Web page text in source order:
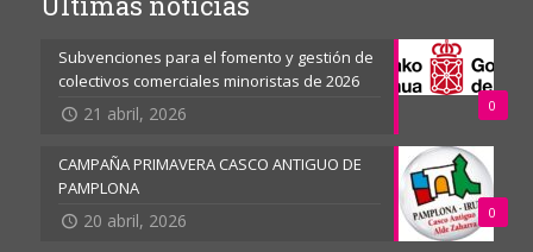
0
Subvenciones para el fomento y gestión de
colectivos comerciales minoristas de 2026
21 abril, 2026
0
CAMPAÑA PRIMAVERA CASCO ANTIGUO DE
PAMPLONA
20 abril, 2026